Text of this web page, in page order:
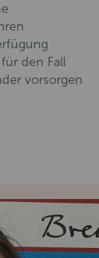
den Fall
vorsorgen